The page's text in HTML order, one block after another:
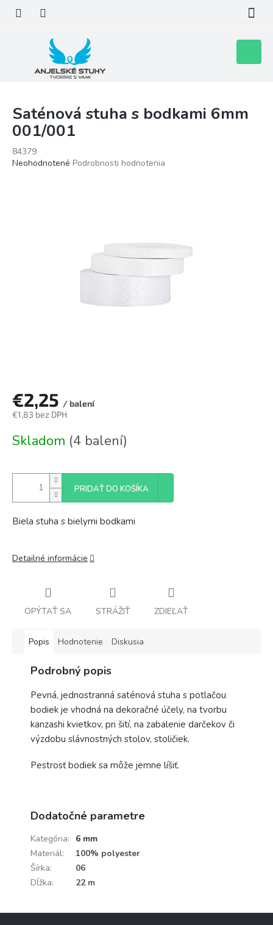
obsah
košík
Saténová stuha s bodkami 6mm
001/001
84379
Priemerné
Neohodnotené Podrobnosti hodnotenia
€2,25 / balení
€1,83 bez DPH
cena:
Skladom (4 balení)
PRIDAŤ DO KOŠÍKA
Biela stuha s bielymi bodkami
Detailné informácie
OPÝTAŤ SA STRÁŽIŤ ZDIEĽAŤ
Popis Hodnotenie Diskusia
Podrobný popis
Pevná, jednostranná saténová stuha s potlačou
bodiek je vhodná na dekoračné účely, na tvorbu
kanzashi kvietkov, pri šití, na zabalenie darčekov či
výzdobu slávnostných stolov, stoličiek.
Pestrosť bodiek sa môže jemne líšiť.
Dodatočné parametre
Kategória:
6 mm
Materiál:
100% polyester
Šírka:
06
Dĺžka: 22 m